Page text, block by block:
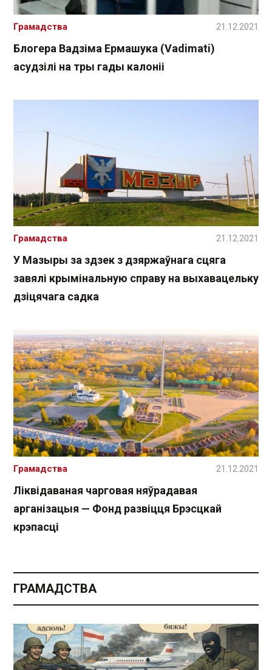
Блогера Вадзіма Ермашука (Vadimati)
асудзілі на тры гады калоніі
Грамадства 21.12.2021
У Мазыры за здзек з дзяржаўнага сцяга
завялі крымінальную справу на выхавацельку
дзіцячага садка
Грамадства 21.12.2021
Ліквідаваная чарговая няўрадавая
арганізацыя — Фонд развіцця Брэсцкай
крэпасці
Грамадства 21.12.2021
ГРАМАДСТВА